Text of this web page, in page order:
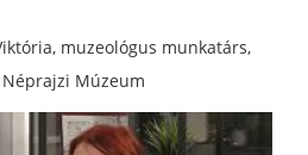
muzeológus munkatárs,
Múzeum